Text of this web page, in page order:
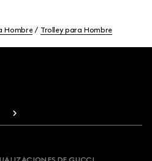
Hombre Trolley para Hombre